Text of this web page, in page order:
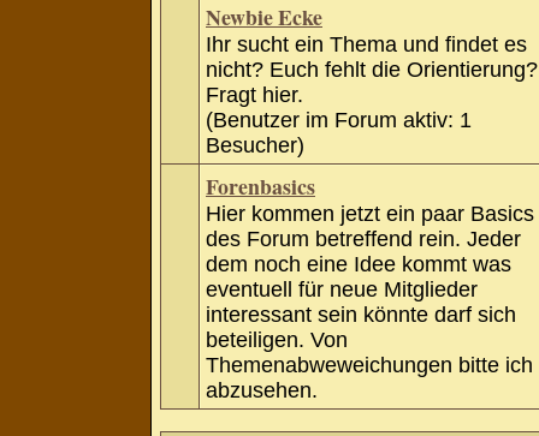
Newbie Ecke
Ihr sucht ein Thema und findet es
nicht? Euch fehlt die Orientierung?
Fragt hier.
(Benutzer im Forum aktiv: 1
Besucher)
Forenbasics
Hier kommen jetzt ein paar Basics
des Forum betreffend rein. Jeder
dem noch eine Idee kommt was
eventuell für neue Mitglieder
interessant sein könnte darf sich
beteiligen. Von
Themenabweweichungen bitte ich
abzusehen.